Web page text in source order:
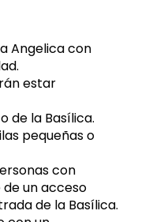
Angelica con
estar
de la Basílica.
pequeñas o
con
un acceso
de la Basílica.